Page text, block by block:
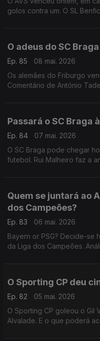
golos contra um. O SL
O adeus do SC
Ep. 85
08 mai. 2026
Os alemães do Friburgo
Comentário de António
Passará o SC Braga
Ep. 84
07 mai. 2026
O SC Braga pode chegar
futebol. Rui Malheiro faz a
Quem se juntará ao
dos Campeões?
Ep. 83
06 mai. 2026
Bayern or PSG? Decide-se
da Liga
O Sporting CP deu
Ep. 82
05 mai. 2026
O Sporting CP goleou o Gil
Alvalade. E o que poderá